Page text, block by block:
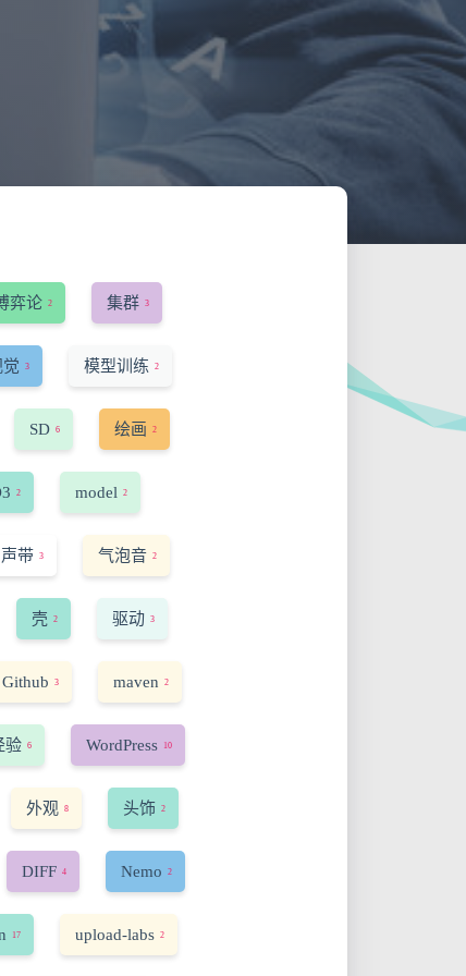
弈论 2 集群 3
3 模型训练 2
SD 6 绘画 2
2 model 2
声带 3 气泡音 2
壳 2 驱动 3
Github 3 maven 2
验 6 WordPress 10
外观 8 头饰 2
DIFF 4 Nemo 2
17 upload-labs 2